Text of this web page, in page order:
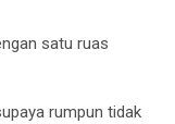
satu ruas
rumpun tidak